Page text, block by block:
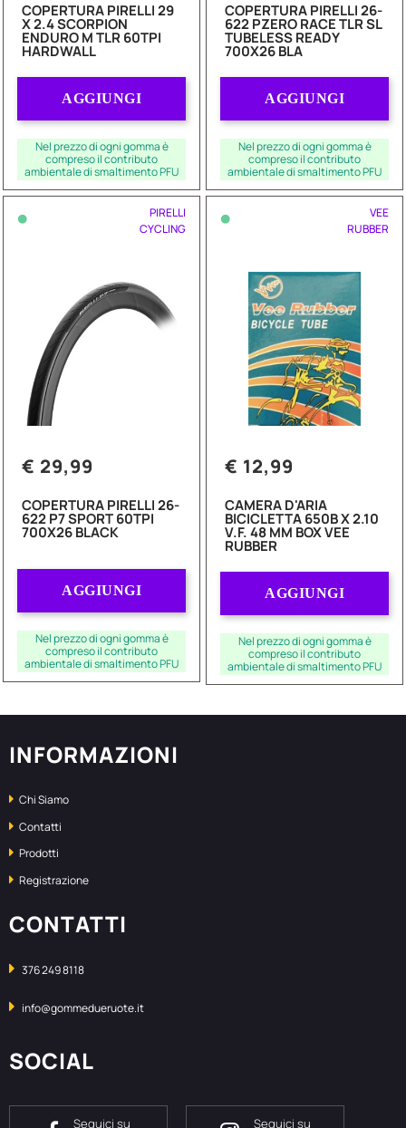
COPERTURA PIRELLI 29
X 2.4 SCORPION
ENDURO M TLR 60TPI
HARDWALL
AGGIUNGI
Nel prezzo di ogni gomma è
compreso il contributo
ambientale di smaltimento PFU
COPERTURA PIRELLI 26-
622 PZERO RACE TLR SL
TUBELESS READY
700X26 BLA
AGGIUNGI
Nel prezzo di ogni gomma è
compreso il contributo
ambientale di smaltimento PFU
•
PIRELLI
CYCLING
€ 29,99
COPERTURA PIRELLI 26-
622 P7 SPORT 60TPI
700X26 BLACK
AGGIUNGI
Nel prezzo di ogni gomma è
compreso il contributo
ambientale di smaltimento PFU
•
VEE
RUBBER
€ 12,99
CAMERA D'ARIA
BICICLETTA 650B X 2.10
V.F. 48 MM BOX VEE
RUBBER
AGGIUNGI
Nel prezzo di ogni gomma è
compreso il contributo
ambientale di smaltimento PFU
INFORMAZIONI
Chi Siamo
Contatti
Prodotti
Registrazione
CONTATTI
376 249 8118
info@gommedueruote.it
SOCIAL
Seguici su Seguici su